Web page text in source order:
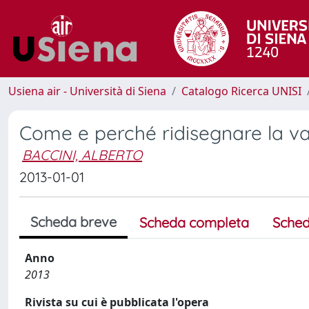
Usiena air - Università di Siena Catalogo Ricerca UNISI
Come e perché ridisegnare la
BACCINI, ALBERTO
2013-01-01
Scheda breve Scheda completa
Anno
2013
Rivista su cui è pubblicata l'opera